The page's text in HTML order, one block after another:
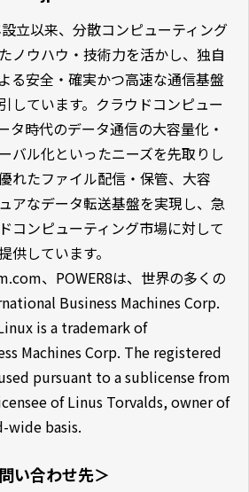
立以来、分散コンピューティング
ノウハウ・技術力を活かし、独自
る安全・確実かつ高速な通信基盤
しています。クラウドコンピュー
タ時代のデータ通信の大容量化・
バル化といったニーズを先取りし
れたファイル配信・保管、大容
アなデータ転送基盤を実現し、急
コンピューティング市場に対して
供しています。
、POWER8は、世界の多くの
Business Machines Corp.
is a trademark of
Machines Corp. The registered
pursuant to a sublicense from
of Linus Torvalds, owner of
wide basis.
い合わせ先＞